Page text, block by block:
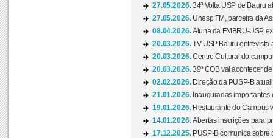
27.05.2026.34ª Volta USP de Bauru
27.05.2026. Unesp FM, parceira da
08.04.2026.Aluna da FMBRU-USP
20.03.2026.TV USP Bauru entrevista
20.03.2026.Centro Cultural do
20.03.2026.39º COB vai acontecer
02.02.2026. Direção da PUSP-B
21.01.2026. Inauguradas
19.01.2026. Restaurante do Campus
14.01.2026.Abertas inscrições para
17.12.2025. PUSP-B comunica sobre